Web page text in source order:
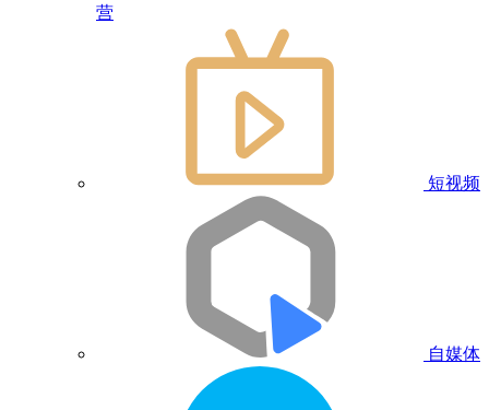
营
短视频
自媒体